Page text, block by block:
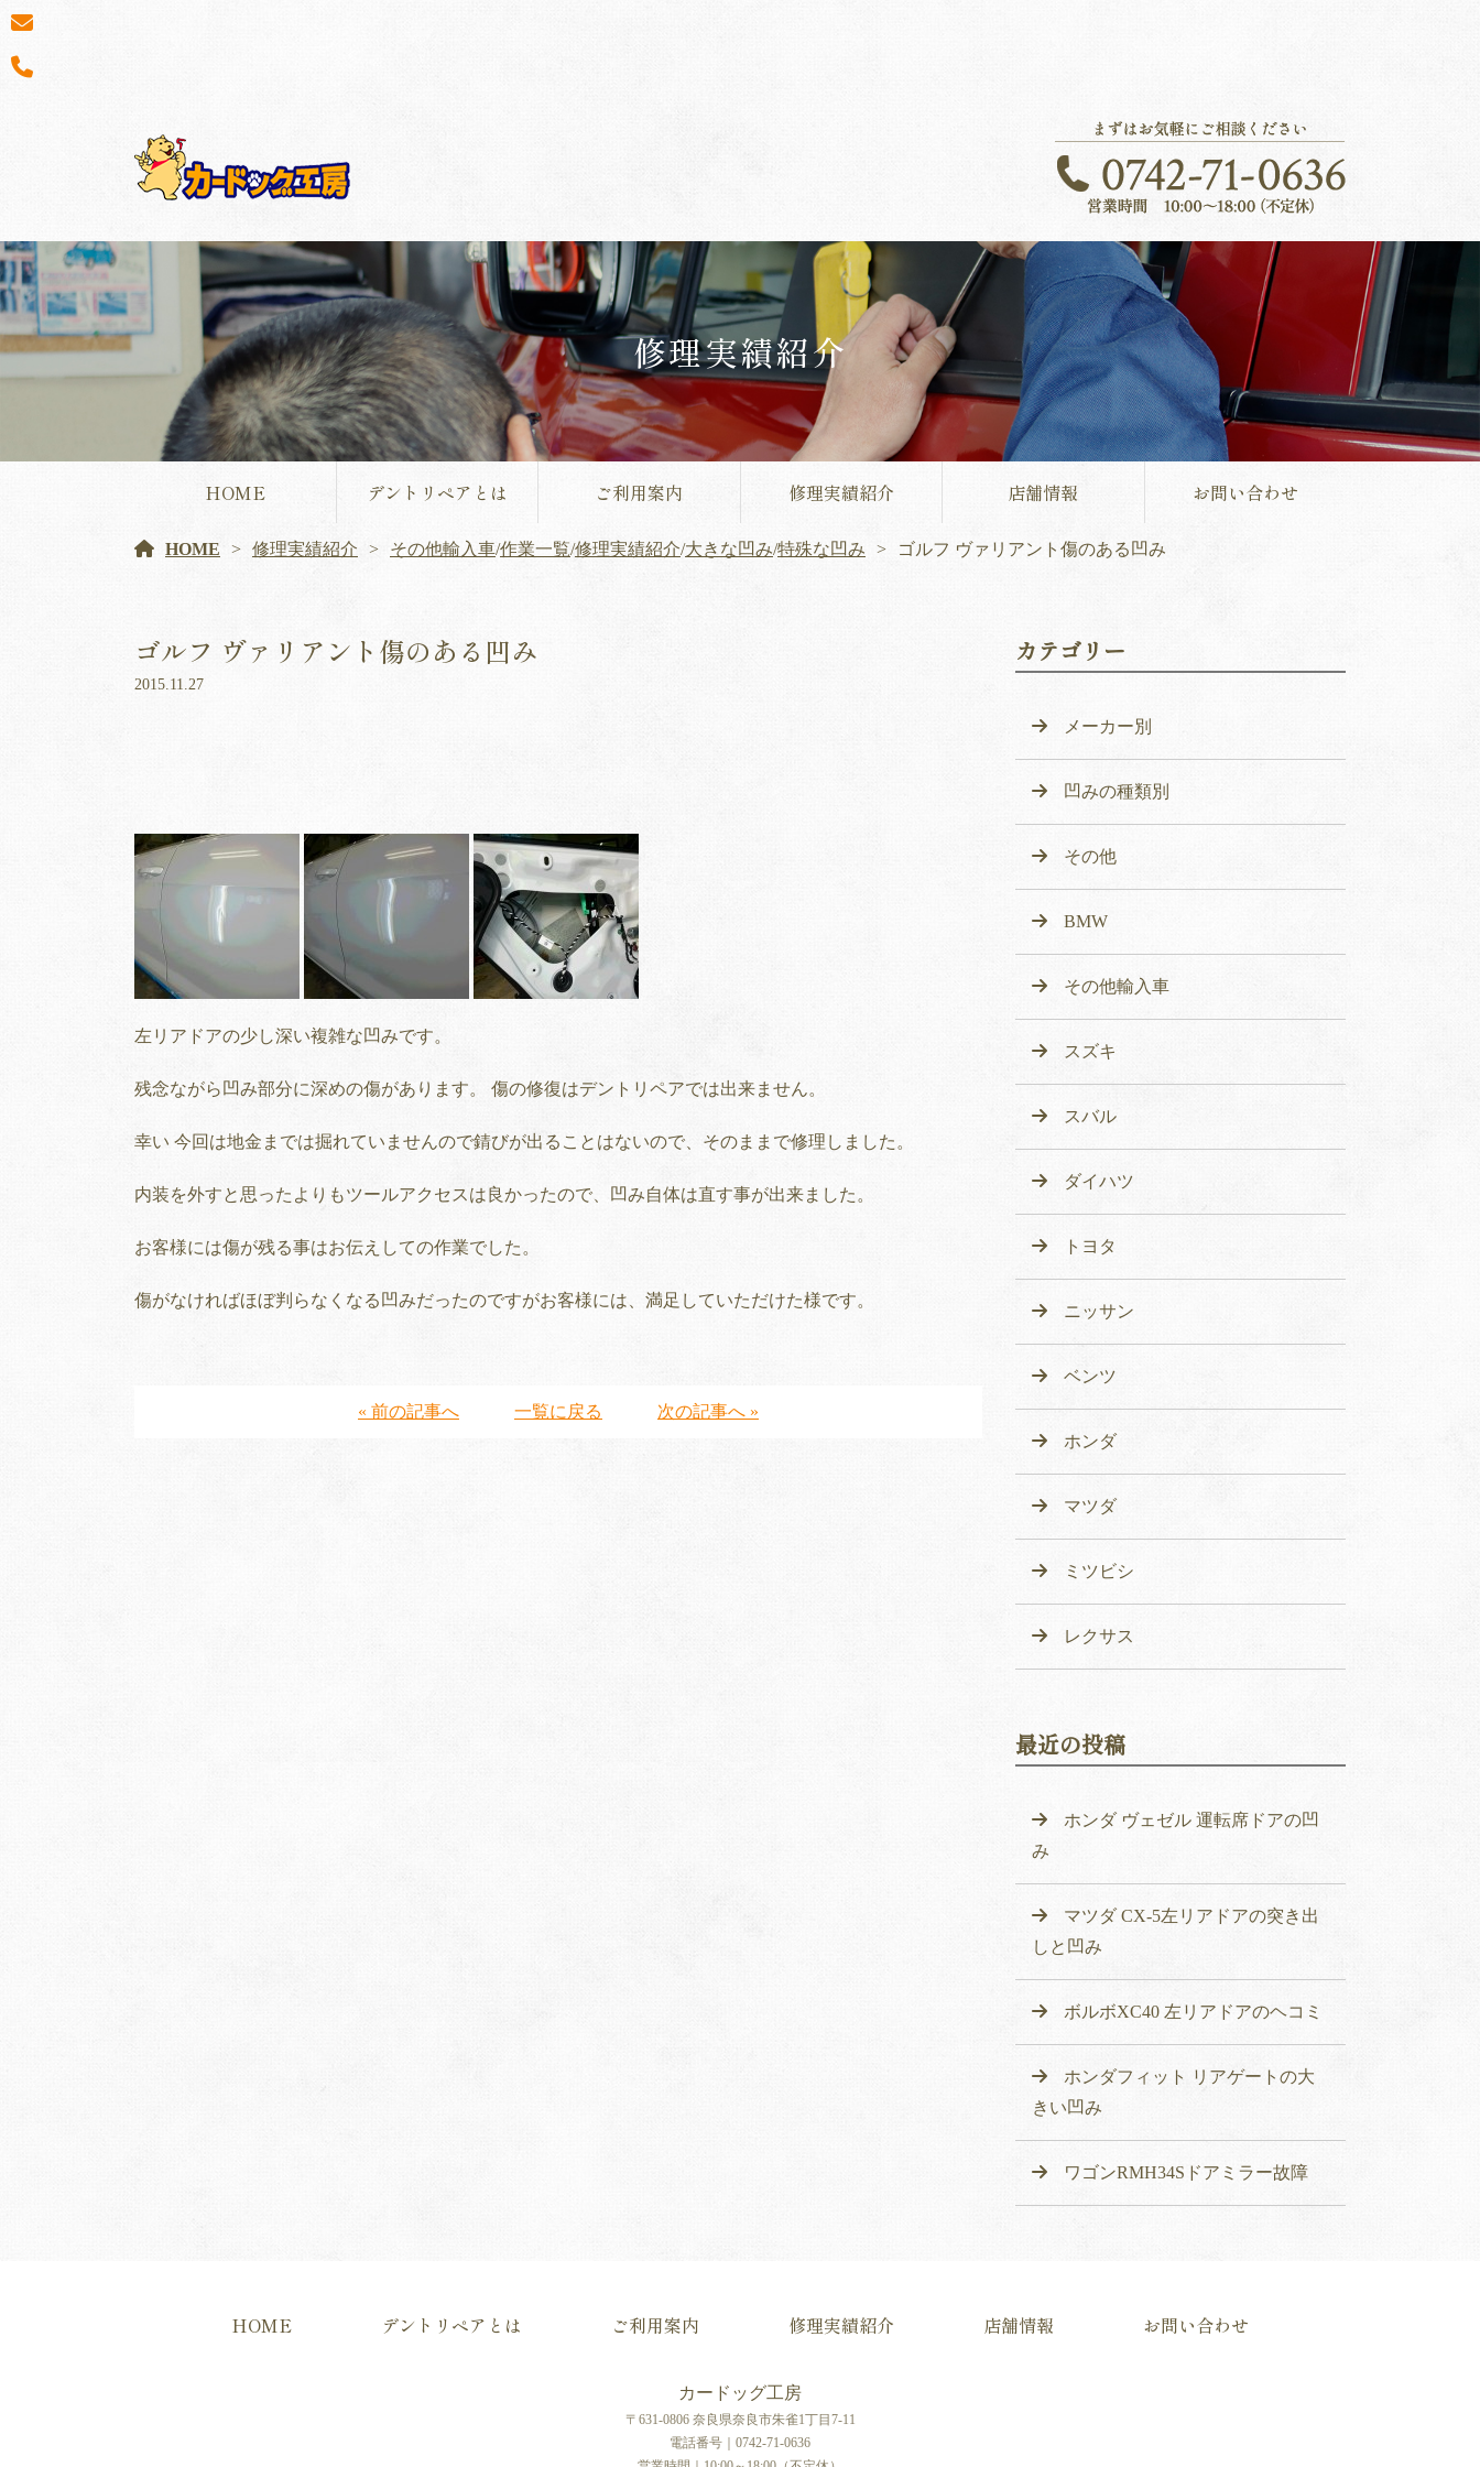
修理実績紹介
HOME デントリペアとは ご利用案内 修理実績紹介 店舗情報 お問い合わせ
HOME 修理実績紹介 その他輸入車/作業一覧/修理実績紹介/大きな凹み/特殊な凹み ゴルフ ヴァリアント傷のある凹み
ゴルフ ヴァリアント傷のある凹み
2015.11.27
左リアドアの少し深い複雑な凹みです。
残念ながら凹み部分に深めの傷があります。 傷の修復はデントリペアでは出来ません。
幸い 今回は地金までは掘れていませんので錆びが出ることはないので、そのままで修理しました。
内装を外すと思ったよりもツールアクセスは良かったので、凹み自体は直す事が出来ました。
お客様には傷が残る事はお伝えしての作業でした。
傷がなければほぼ判らなくなる凹みだったのですがお客様には、満足していただけた様です。
« 前の記事へ 一覧に戻る 次の記事へ »
カテゴリー
メーカー別
凹みの種類別
その他
BMW
その他輸入車
スズキ
スバル
ダイハツ
トヨタ
ニッサン
ベンツ
ホンダ
マツダ
ミツビシ
レクサス
最近の投稿
ホンダ ヴェゼル 運転席ドアの凹
み
マツダ CX-5左リアドアの突き出
しと凹み
ボルボXC40 左リアドアのヘコミ
ホンダフィット リアゲートの大
きい凹み
ワゴンRMH34Sドアミラー故障
HOME デントリペアとは ご利用案内 修理実績紹介 店舗情報 お問い合わせ
カードッグ工房
〒631-0806 奈良県奈良市朱雀1丁目7-11
電話番号｜0742-71-0636